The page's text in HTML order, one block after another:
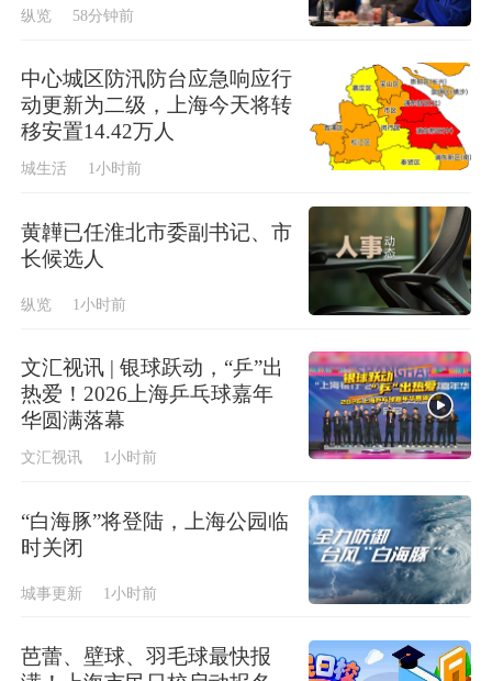
纵览 58分钟前
中心城区防汛防台应急响应行
动更新为二级，上海今天将转
移安置14.42万人
城生活 1小时前
黄韡已任淮北市委副书记、市
长候选人
纵览 1小时前
文汇视讯 | 银球跃动，“乒”出
热爱！2026上海乒乓球嘉年
华圆满落幕
文汇视讯 1小时前
“白海豚”将登陆，上海公园临
时关闭
城事更新 1小时前
芭蕾、壁球、羽毛球最快报